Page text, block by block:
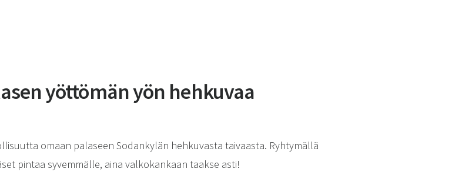
yöttömän yön hehkuvaa
omaan palaseen Sodankylän hehkuvasta taivaasta. Ryhtymällä
pintaa syvemmälle, aina valkokankaan taakse asti!